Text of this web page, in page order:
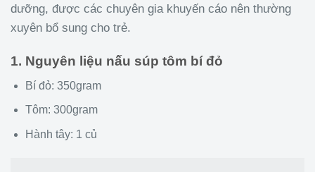
dưỡng, được các chuyên gia khuyến cáo nên thường
xuyên bổ sung cho trẻ.
1. Nguyên liệu nấu súp tôm bí đỏ
Bí đỏ: 350gram
Tôm: 300gram
Hành tây: 1 củ